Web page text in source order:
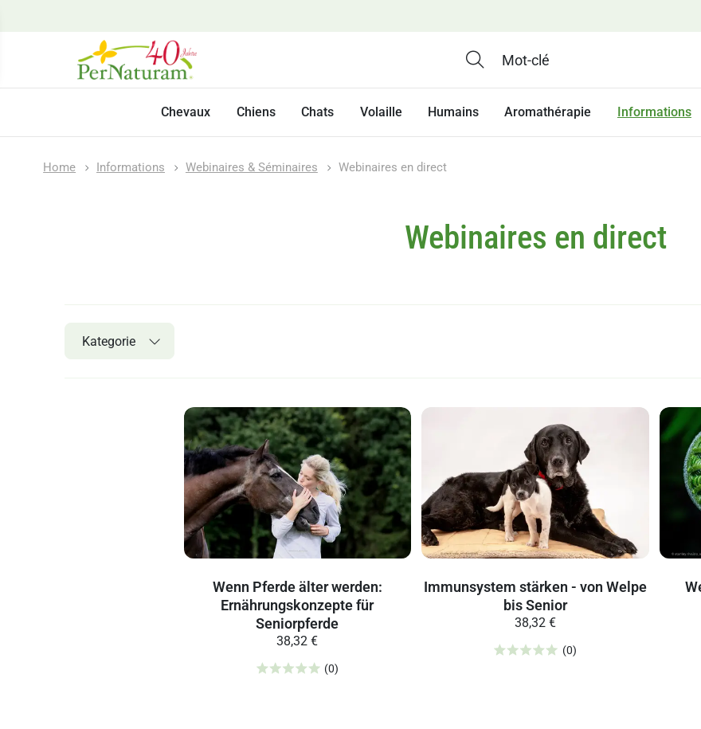
Chevaux Chiens Chats Volaille Humains Aromathérapie Informations
Home Informations Webinaires & Séminaires Webinaires en direct
Webinaires en direct
Kategorie
Wenn Pferde älter werden:
Ernährungskonzepte für
Seniorpferde
38,32 €
(0)
Immunsystem stärken - von Welpe
bis Senior
38,32 €
(0)